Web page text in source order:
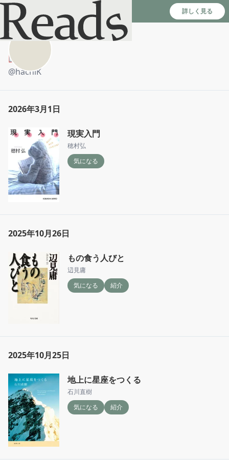
Reads - 読書のSNS＆記録アプリ 詳しく見る
📖🐝
@hachiK
2026年3月1日
現実入門
穂村弘
気になる
2025年10月26日
もの食う人びと
辺見庸
気になる
紹介
2025年10月25日
地上に星座をつくる
石川直樹
気になる
紹介